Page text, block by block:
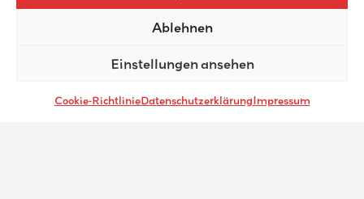
Ablehnen
Einstellungen ansehen
Cookie-RichtlinieDatenschutzerklärungImpressum
Buben-Jungschar